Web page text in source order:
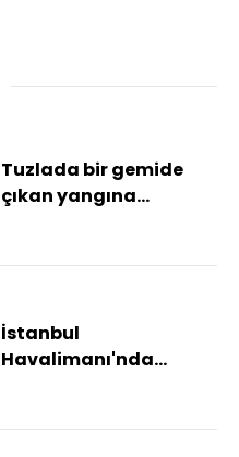
Tuzlada bir gemide
çıkan yangına
İstanbul
Havalimanı'nda